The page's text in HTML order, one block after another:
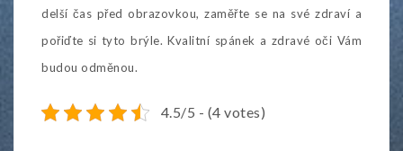
delší čas před obrazovkou, zaměřte se na své zdraví a
pořiďte si tyto brýle. Kvalitní spánek a zdravé oči Vám
budou odměnou.
4.5/5 - (4 votes)